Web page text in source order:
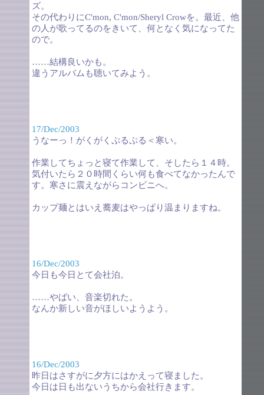
ズ。
その代わりにC'mon, C'mon/Sheryl Crowを。最近、他
の人が歌ってるのをきいて、何となく気になってた
ので。
……結構良いかも。
違うアルバムも聴いてみよう。
17/Dec/2003
うなーっ！がくがくぷるぷる＜寒い。
作業してちょっと寝て作業して、そしたら１４時。
気付いたら２０時間くらい何も食べてなかったんで
す。寒さに震えながらコンビニへ。
カップ麺とはいえ蕎麦はやっぱり温まりますね。
16/Dec/2003
今日も今日とて会社泊。
……やばい、音楽切れた。
なんか新しい音がほしいようよう。
16/Dec/2003
昨日はさすがに夕方にはかえって寝ました。
今日は日も出ないうちから会社行きます。